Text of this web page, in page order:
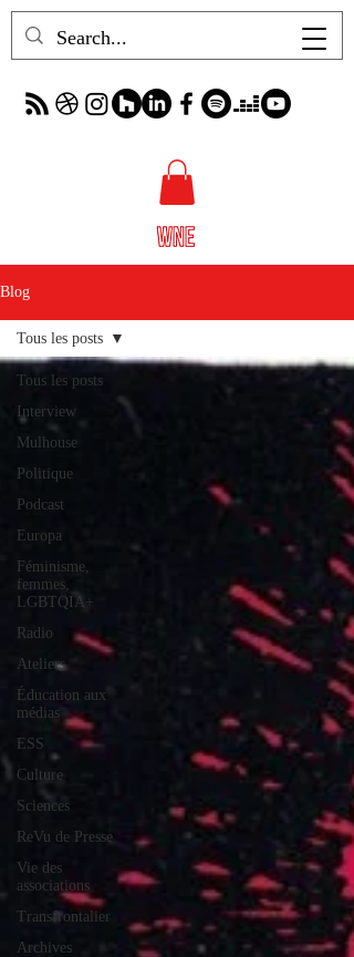
Blog
Tous les posts
Interview
Mulhouse
Politique
Podcast
Europa
Féminisme,
femmes,
LGBTQIA+
Radio
Ateliers
Éducation aux
médias
ESS
Culture
Sciences
ReVu de Presse
Vie des
associations
Transfrontalier
Archives
Tous les posts